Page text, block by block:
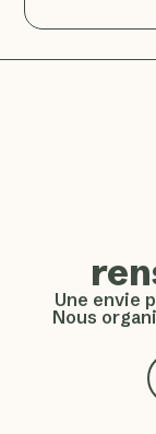
Une envie
Nous